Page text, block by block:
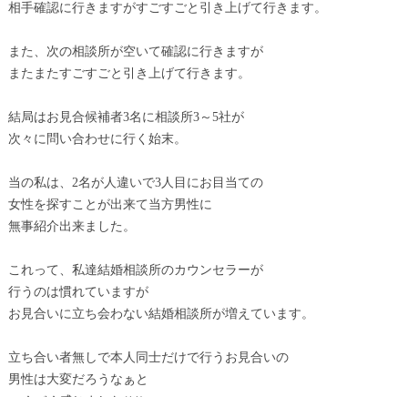
相手確認に行きますがすごすごと引き上げて行きます。
また、次の相談所が空いて確認に行きますが
またまたすごすごと引き上げて行きます。
結局はお見合候補者3名に相談所3～5社が
次々に問い合わせに行く始末。
当の私は、2名が人違いで3人目にお目当ての
女性を探すことが出来て当方男性に
無事紹介出来ました。
これって、私達結婚相談所のカウンセラーが
行うのは慣れていますが
お見合いに立ち会わない結婚相談所が増えています。
立ち合い者無しで本人同士だけで行うお見合いの
男性は大変だろうなぁと